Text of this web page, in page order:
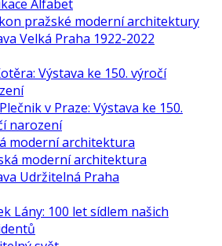
Alfabet
pražské moderní architektury
Velká Praha 1922-2022
Výstava ke 150. výročí
v Praze: Výstava ke 150.
narození
moderní architektura
moderní architektura
Udržitelná Praha
Lány: 100 let sídlem našich